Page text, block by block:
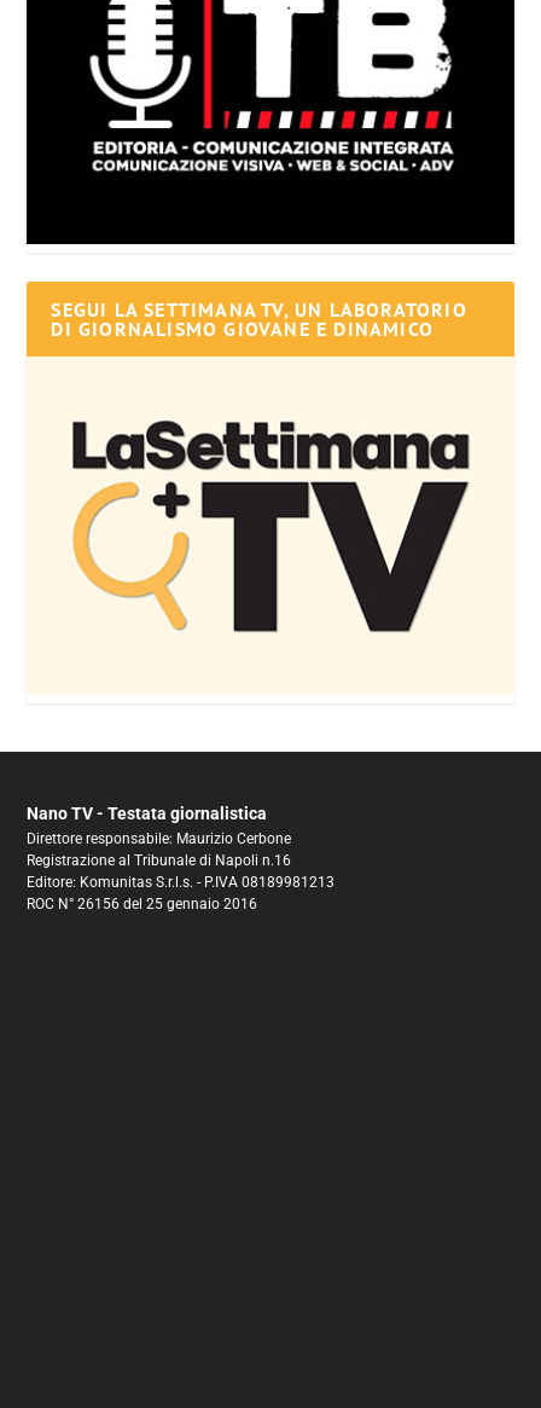
SEGUI LA SETTIMANA TV, UN LABORATORIO
DI GIORNALISMO GIOVANE E DINAMICO
Nano TV - Testata giornalistica
Direttore responsabile: Maurizio Cerbone
Registrazione al Tribunale di Napoli n.16
Editore: Komunitas S.r.l.s. - P.IVA 08189981213
ROC N° 26156 del 25 gennaio 2016